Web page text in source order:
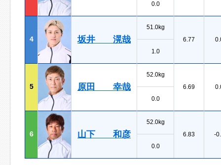
0.0
4 坂井 滉哉
51.0kg
6.77
1.0
5 原田 幸哉
52.0kg
6.69
0.0
6 山下 和彦
52.0kg
6.83
-
0.0